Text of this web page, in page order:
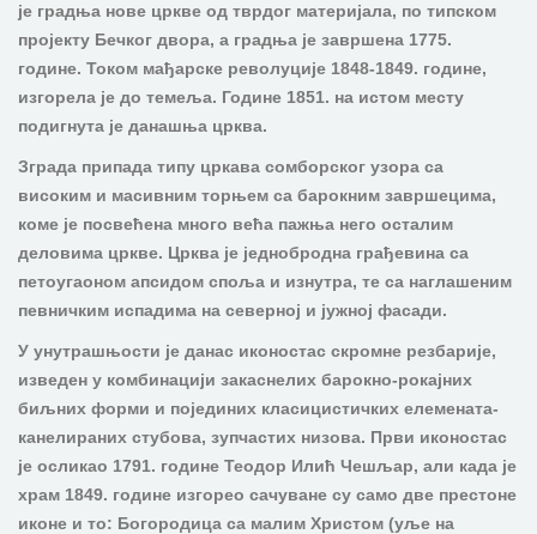
је градња нове цркве од тврдог материјала, по типском
пројекту Бечког двора, а градња је завршена 1775.
године. Током мађарске револуције 1848-1849. године,
изгорела је до темеља. Године 1851. на истом месту
подигнута је данашња црква.
Зграда припада типу цркава сомборског узора са
високим и масивним торњем са барокним завршецима,
коме је посвећена много већа пажња него осталим
деловима цркве. Црква је једнобродна грађевина са
петоугаоном апсидом споља и изнутра, те са наглашеним
певничким испадима на северној и јужној фасади.
У унутрашњости је данас иконостас скромне резбарије,
изведен у комбинацији закаснелих барокно-рокајних
биљних форми и појединих класицистичких елемената-
канелираних стубова, зупчастих низова. Први иконостас
је осликао 1791. године Теодор Илић Чешљар, али када је
храм 1849. године изгорео сачуване су само две престоне
иконе и то: Богородица са малим Христом (уље на